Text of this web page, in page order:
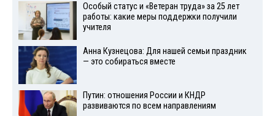
Особый статус и «Ветеран труда» за 25 лет
работы: какие меры поддержки получили
учителя
Анна Кузнецова: Для нашей семьи праздник
— это собираться вместе
Путин: отношения России и КНДР
развиваются по всем направлениям